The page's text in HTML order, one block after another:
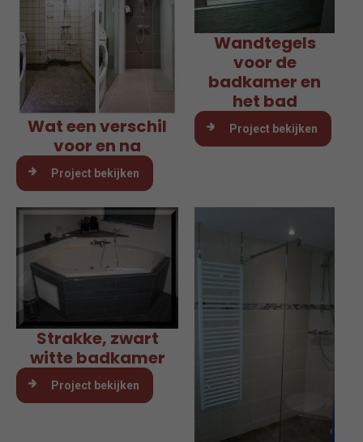
Wat een verschil
voor en na
Project bekijken
Wandtegels
voor de
badkamer en
het bad
Project bekijken
Strakke, zwart
witte badkamer
Project bekijken